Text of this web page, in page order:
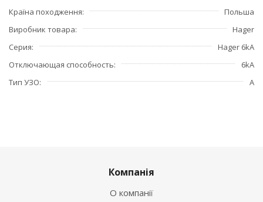
Країна походження
Польша
Виробник товара
Hager
Серия
Hager 6kA
Отключающая способность
6kA
Тип УЗО
А
Компанія
О компанії